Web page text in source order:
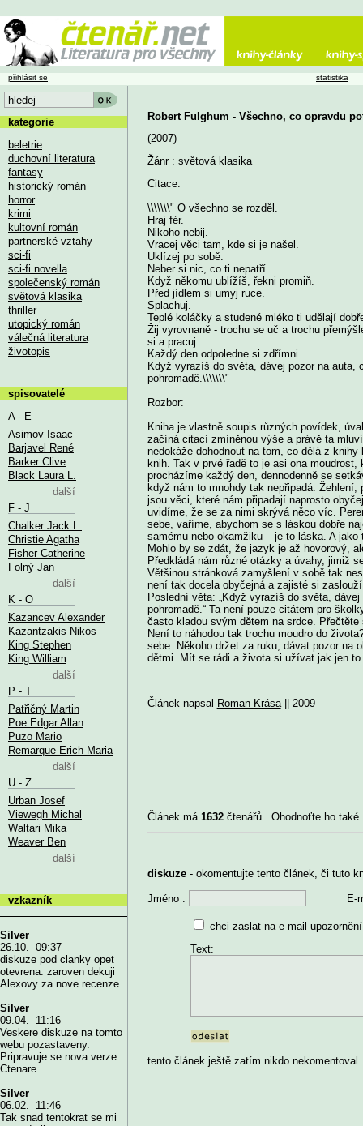
Robert Fulghum - Všechno, co opravdu
(2007)
Žánr : světová klasika
Citace:
\\\\\\\" O všechno se rozděl.
Hraj fér.
Nikoho nebij.
Vracej věci tam, kde si je našel.
Uklízej po sobě.
Neber si nic, co ti nepatří.
Když někomu ublížíš, řekni promiň.
Před jídlem si umyj ruce.
Splachuj.
Teplé koláčky a studené mléko ti udělají
Žij vyrovnaně - trochu se uč a trochu
si a pracuj.
Každý den odpoledne si zdřímni.
Když vyrazíš do světa, dávej pozor na
pohromadě.\\\\\\\"
Rozbor:
Kniha je vlastně soupis různých povídek,
začíná citací zmíněnou výše a právě ta
nedokáže dohodnout na tom, co dělá z
knih. Tak v prvé řadě to je asi ona
procházíme každý den, dennodenně se
když nám to mnohdy tak nepřipadá.
jsou věci, které nám připadají naprosto
uvidíme, že se za nimi skrývá něco víc.
sebe, vaříme, abychom se s láskou dobře
samému nebo okamžiku – je to láska. A
Mohlo by se zdát, že jazyk je až hovorový,
Předkládá nám různé otázky a úvahy, jimiž
Většinou stránková zamyšlení v sobě tak
není tak docela obyčejná a zajisté si
Poslední věta: „Když vyrazíš do světa,
pohromadě.“ Ta není pouze citátem pro
často kladou svým dětem na srdce.
Není to náhodou tak trochu moudro do
sebe. Někoho držet za ruku, dávat pozor na
dětmi. Mít se rádi a života si užívat jak jen to
Článek napsal Roman Krása|| 2009
Článek má 1632čtenářů. Ohodnoťte ho
diskuze- okomentujte tento článek, či tuto
Jméno : E-
chci zaslat na e-mail
Text:
tento článek ještě zatím nikdo nekomentoval
přihlásit se statistika
kategorie
beletrie
duchovní literatura
fantasy
historický román
horror
krimi
kultovní román
partnerské vztahy
sci-fi
sci-fi novella
společenský román
světová klasika
thriller
utopický román
válečná literatura
životopis
spisovatelé
A - E
Asimov Isaac
Barjavel René
Barker Clive
Black Laura L.
další
F - J
Chalker Jack L.
Christie Agatha
Fisher Catherine
Folný Jan
další
K - O
Kazancev Alexander
Kazantzakis Nikos
King Stephen
King William
další
P - T
Patřičný Martin
Poe Edgar Allan
Puzo Mario
Remarque Erich Maria
další
U - Z
Urban Josef
Viewegh Michal
Waltari Mika
Weaver Ben
další
vzkazník
Silver
26.10. 09:37
diskuze pod clanky opet
otevrena. zaroven dekuji
Alexovy za nove recenze.
Silver
09.04. 11:16
Veskere diskuze na tomto
webu pozastaveny.
Pripravuje se nova verze
Ctenare.
Silver
06.02. 11:46
Tak snad tentokrat se mi